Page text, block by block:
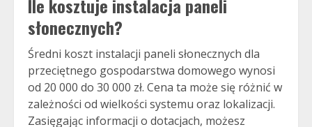
Ile kosztuje instalacja paneli
słonecznych?
Średni koszt instalacji paneli słonecznych dla
przeciętnego gospodarstwa domowego wynosi
od 20 000 do 30 000 zł. Cena ta może się różnić w
zależności od wielkości systemu oraz lokalizacji.
Zasięgając informacji o dotacjach, możesz